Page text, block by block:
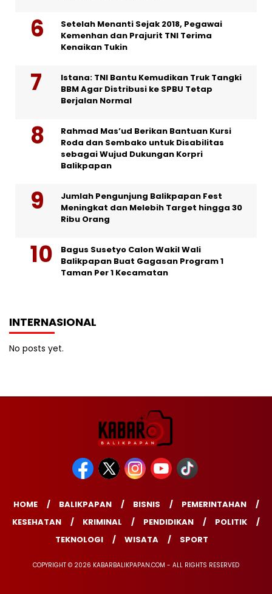
Setelah Menanti Sejak 2018, Pegawai
Kemenhan dan Prajurit TNI Terima
Kenaikan Tukin
Istana: TNI Bantu Kemudikan Truk Tangki
BBM Agar Distribusi ke SPBU Tetap
Berjalan Normal
Rahmad Mas’ud Berikan Bantuan Kursi
Roda dan Sembako untuk Disabilitas
sebagai Wujud Dukungan Korpri
Balikpapan
Jumlah Pengunjung Balikpapan Fest
Meningkat dan Melebih Target hingga 30
Ribu Orang
Bagus Susetyo Calon Wakil Wali
Balikpapan Buat Gagasan Program 1
Taman Per 1 Kecamatan
INTERNASIONAL
No posts yet.
HOME BALIKPAPAN BISNIS
PEMERINTAHAN
KESEHATAN
KRIMINAL PENDIDIKAN
POLITIK
TEKNOLOGI
WISATA SPORT
COPYRIGHT © 2026 KABARBALIKPAPAN.COM - ALL RIGHTS RESERVED